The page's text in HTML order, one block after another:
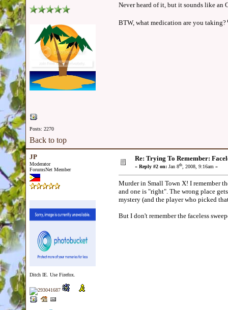
Posts: 2270
Never heard of it, but it sounds like an
BTW, what medication are you taking?
Back to top
JP
Moderator
ForumsNet Member
Ditch IE. Use Firefox.
Re: Trying To Remember:
« Reply #2 on: Jan 8th, 2008, 9:16am »
Murder in Small Town X! I remember
and one is "right". The wrong place
mystery (and the player who picked
But I don't remember the faceless